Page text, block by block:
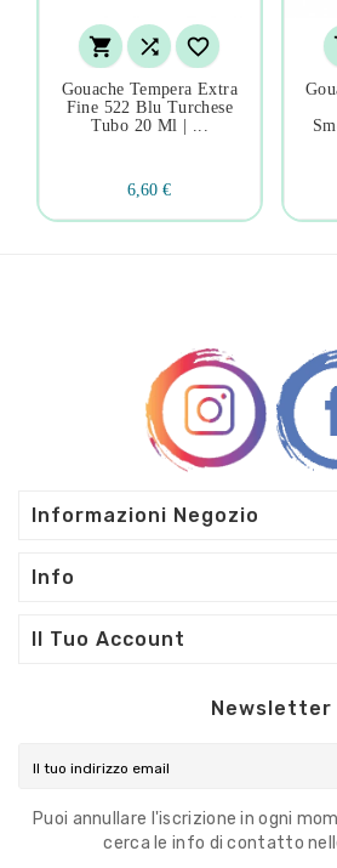
  
Gouache Tempera Extra
Fine 522 Blu Turchese
Tubo 20 Ml | ...
6,60 €
Informazioni Negozio
Info
Il Tuo Account
Newsletter
Puoi annullare l'iscrizione in ogni
cerca le info di contatto